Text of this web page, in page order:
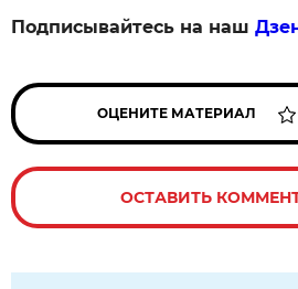
Подписывайтесь на наш
ОЦЕНИТЕ МАТЕРИАЛ
ОСТАВИТЬ